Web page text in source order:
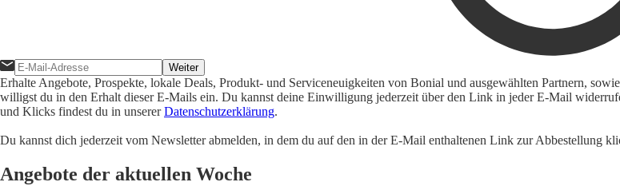
Weiter
Erhalte Angebote, Prospekte, lokale Deals, Produkt- und Serviceneuigkeiten von Bonial und ausgewählten Partnern,
willigst du in den Erhalt dieser E-Mails ein. Du kannst deine Einwilligung jederzeit über den Link in jeder E-Mail
und Klicks findest du in unsererDatenschutzerklärung.
Du kannst dich jederzeit vom Newsletter abmelden, in dem du auf den in der E-Mail enthaltenen Link zur Abbestellung
Angebote der aktuellen Woche